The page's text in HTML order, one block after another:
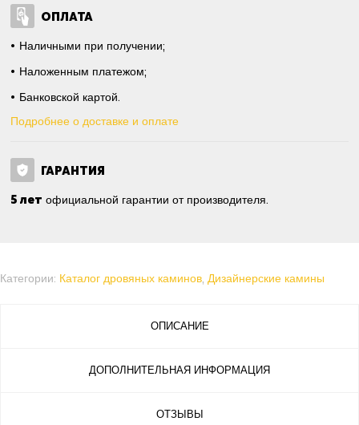
ОПЛАТА
Наличными при получении;
Наложенным платежом;
Банковской картой.
Подробнее о доставке и оплате
ГАРАНТИЯ
5 лет официальной гарантии от производителя.
Категории: Каталог дровяных каминов, Дизайнерские камины
ОПИСАНИЕ
ДОПОЛНИТЕЛЬНАЯ ИНФОРМАЦИЯ
ОТЗЫВЫ